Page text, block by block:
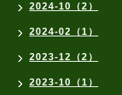
2024-10（2）
2024-02（1）
2023-12（2）
2023-10（1）